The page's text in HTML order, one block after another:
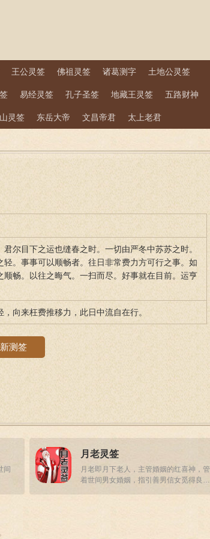
王公灵签 佛祖灵签 诸葛测字 土地公灵签
易经灵签 孔子圣签 地藏王灵签 五路财神
灵签 东岳大帝 文昌帝君 太上老君
尔目下之运也缝春之时。一切由严冬中苏苏之时。
。事事可以顺畅者。往日非常费力方可行之事。如
畅。以往之晦气。一扫而尽。好事就在目前。运亨
向来枉费推移力，此日中流自在行。
测签
间
月老灵签
月老即月下老人，主管婚姻的红喜神，管
着世间男女婚姻，指引善男信女觅得良